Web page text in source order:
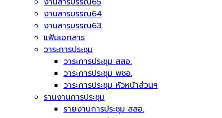
งานสารบรรณ64
งานสารบรรณ63
แฟ้มเอกสาร
วาระการประชุม
วาระการประชุม สสอ.
วาระการประชุม พชอ.
วาระการประชุม หัวหน้าส่วนฯ
รานงานการประชุม
รายงานการประชุม สสอ.